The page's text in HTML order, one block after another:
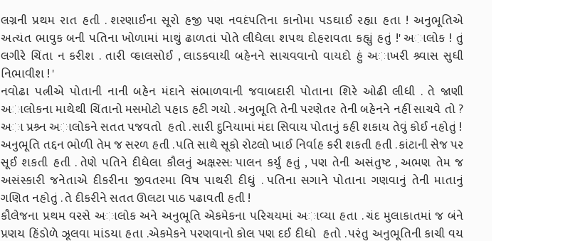
લગ્નની પ્રથમ રાત હતી . શરણાઈના સૂરો હજી પણ નવદંપતિના કાનોમા પડઘાઈ રહ્યા હતા ! અનુભૂતિએ
અત્યંત ભાવુક બની પતિના ખોળામાં માથું ઢાળતાં પોતે લીધેલા શપથ દોહરાવતા કહ્યું હતું !' અાલોક ! તું
લગીરે ચિંતા ન કરીશ . તારી વ્હાલસોઈ , લાડકવાયી બહેનને સાચવવાનો વાયદો હું અાખરી શ્ર્વાસ સુધી
નિભાવીશ ! '
નવોઢા પત્નીએ પોતાની નાની બહેન મંદાને સંભાળવાની જવાબદારી પોતાના શિરે ઓઢી લીધી . તે જાણી
અાલોકના માથેથી ચિંતાનો મસમોટો પહાડ હટી ગયો . અનુભૂતિ તેની પરણેતર તેની બહેનને નહીં સાચવે તો ?
અા પ્રશ્ર્ન અાલોકને સતત પજવતો હતો . સારી દુનિયામાં મંદા સિવાય પોતાનું કહી શકાય તેવું કોઈ નહોતું !
અનુભૂતિ તદ્દન ભોળી તેમ જ સરળ હતી . પતિ સાથે સૂકો રોટલો ખાઈ નિર્વાહ કરી શકતી હતી . કાંટાની સેજ પર
સૂઈ શકતી હતી . તેણે પતિને દીધેલા કૌલનું અક્ષરસ: પાલન કર્યું હતું , પણ તેની અસંતુષ્ટ , અભણ તેમ જ
અસંસ્કારી જનેતાએ દીકરીના જીવતરમા વિષ પાથરી દીધું . પતિના સગાને પોતાના ગણવાનું તેની માતાનું
ગણિત નહોતું . તે દીકરીને સતત ઊલટા પાઠ પઢાવતી હતી !
કૌલેજના પ્રથમ વરસે અાલોક અને અનુભૂતિ એકમેકના પરિચયમાં અાવ્યા હતા . ચંદ મુલાકાતમાં જ બંને
પ્રણય હિંડોળે ઝૂલવા માંડયા હતા .એકમેકને પરણવાનો કોલ પણ દઈ દીધો હતો . પરંતુ અનુભૂતિની કાચી વય